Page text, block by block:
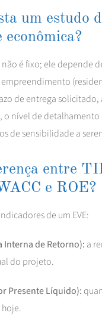
um estudo
não é fixo; ele depende
de entrega solicitado,
o nível de detalhamento
de sensibilidade a
entre
e ROE?
de um EVE:
Interna de Retorno): a
do projeto.
Presente Líquido):